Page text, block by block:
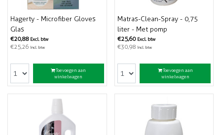
Hagerty - Microfiber Gloves
Glas
€20,88 Excl. btw
€25,26 Incl. btw
Toevoegen aan
winkelwagen
Matras-Clean-Spray - 0,75
liter - Met pomp
€25,60 Excl. btw
€30,98 Incl. btw
Toevoegen aan
winkelwagen